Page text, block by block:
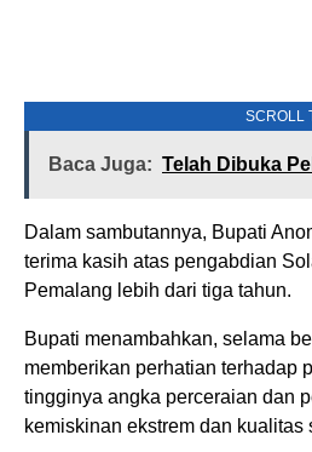
SCROLL
Baca Juga: Telah Dibuka
Dalam sambutannya, Bupati
terima kasih atas pengabdian
Pemalang lebih dari tiga tahun.
Bupati menambahkan, selama
memberikan perhatian terhadap
tingginya angka perceraian dan
kemiskinan ekstrem dan kualitas